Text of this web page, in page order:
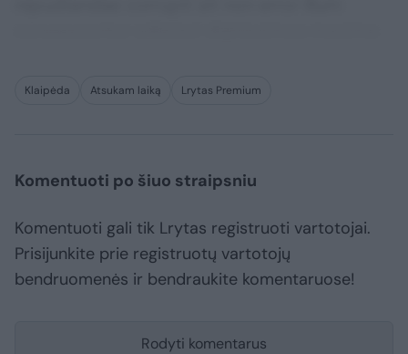
Klaipėda Atsukam laiką Lrytas Premium
Komentuoti po šiuo straipsniu
Komentuoti gali tik Lrytas registruoti vartotojai.
Prisijunkite prie registruotų vartotojų
bendruomenės ir bendraukite komentaruose!
Rodyti komentarus